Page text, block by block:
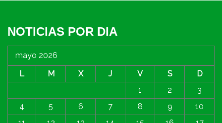
NOTICIAS POR DIA
mayo 2026
L
M X J V S
D
1
2
3
4
5 6 7 8 9
10